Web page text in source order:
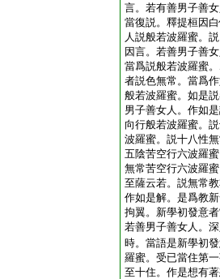
言。若有善男子善
當復説。釋提桓因
人説般若波羅蜜。
因言。若善男子善
當爲説般若波羅蜜
者説色無常。當爲
般若波羅蜜。如是
男子善女人。作如
向行般若波羅蜜。
波羅蜜。説十八性
五陰苦空行六波羅
無常苦空行六波羅
至薩云若。説無常
作如是解。是爲教
拘翼。新學初發意
若善男子善女人。
時。當語是新學初
羅蜜。受已當住第
至十住。作是想有